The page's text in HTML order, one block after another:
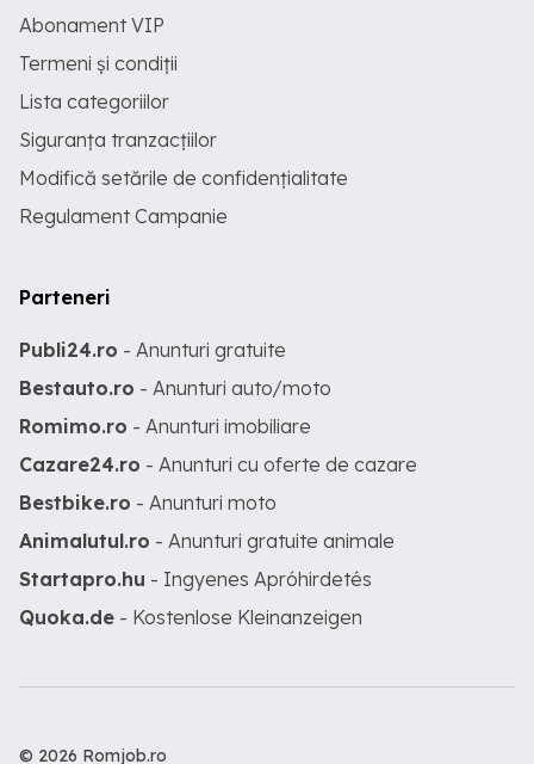
Abonament VIP
Termeni și condiții
Lista categoriilor
Siguranța tranzacțiilor
Modifică setările de confidențialitate
Regulament Campanie
Parteneri
Publi24.ro - Anunturi gratuite
Bestauto.ro - Anunturi auto/moto
Romimo.ro - Anunturi imobiliare
Cazare24.ro - Anunturi cu oferte de cazare
Bestbike.ro - Anunturi moto
Animalutul.ro - Anunturi gratuite animale
Startapro.hu - Ingyenes Apróhirdetés
Quoka.de - Kostenlose Kleinanzeigen
© 2026 Romjob.ro